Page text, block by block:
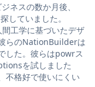
ネスの数か月後、
していました。
工学に基づいたデザ
らのNationBuilderは
した。彼らはpowrス
を試しました
不格好で使いにくい